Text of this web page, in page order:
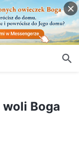
Boga